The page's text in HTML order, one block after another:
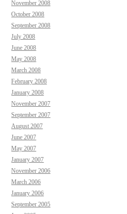
November 2008
October 2008
September 2008
July 2008
June 2008
May 2008
March 2008
February 2008
January 2008
November 2007
September 2007
August 2007
June 2007
May 2007
January 2007
November 2006
March 2006
January 2006
September 2005